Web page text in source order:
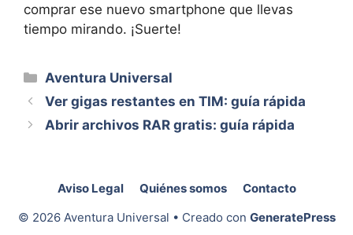
comprar ese nuevo smartphone que llevas
tiempo mirando. ¡Suerte!
Categorías
Aventura Universal
Ver gigas restantes en TIM: guía rápida
Abrir archivos RAR gratis: guía rápida
Aviso Legal Quiénes somos
Contacto
© 2026 Aventura Universal • Creado con GeneratePress